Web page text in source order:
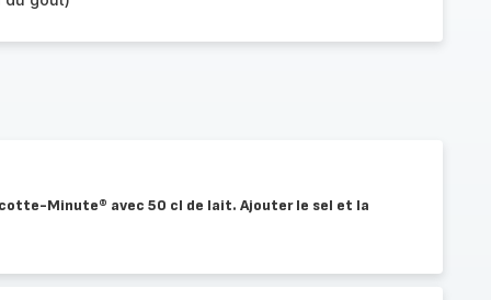
Minute® avec 50 cl de lait. Ajouter le sel et la